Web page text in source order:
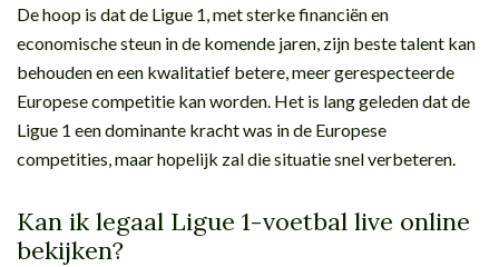
De hoop is dat de Ligue 1, met sterke financiën en
economische steun in de komende jaren, zijn beste talent kan
behouden en een kwalitatief betere, meer gerespecteerde
Europese competitie kan worden. Het is lang geleden dat de
Ligue 1 een dominante kracht was in de Europese
competities, maar hopelijk zal die situatie snel verbeteren.
Kan ik legaal Ligue 1-voetbal live online
bekijken?